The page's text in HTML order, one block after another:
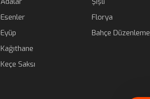
Esenler
Eyüp
Kağıthane
Keçe Saksı
Florya
Bahçe Düzenleme